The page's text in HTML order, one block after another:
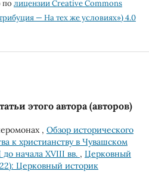
по лицензии Creative Commons
— На тех же условиях») 4.0
этого автора (авторов)
, Обзор исторического
к христианству в Чувашском
начала XVIII вв. , Церковный
Церковный историк